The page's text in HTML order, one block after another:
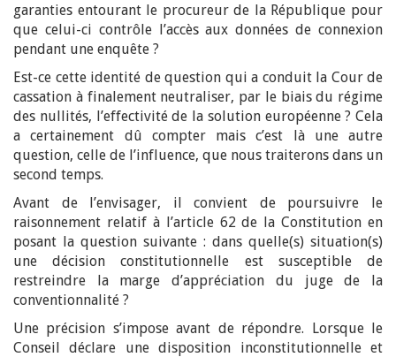
garanties entourant le procureur de la République pour
que celui-ci contrôle l’accès aux données de connexion
pendant une enquête ?
Est-ce cette identité de question qui a conduit la Cour de
cassation à finalement neutraliser, par le biais du régime
des nullités, l’effectivité de la solution européenne ? Cela
a certainement dû compter mais c’est là une autre
question, celle de l’influence, que nous traiterons dans un
second temps.
Avant de l’envisager, il convient de poursuivre le
raisonnement relatif à l’article 62 de la Constitution en
posant la question suivante : dans quelle(s) situation(s)
une décision constitutionnelle est susceptible de
restreindre la marge d’appréciation du juge de la
conventionnalité ?
Une précision s’impose avant de répondre. Lorsque le
Conseil déclare une disposition inconstitutionnelle et